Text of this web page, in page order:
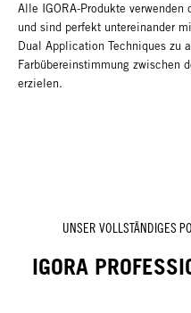
Alle IGORA-Produkte
und sind perfekt untereinander
Dual Application Techniques zu
Farbübereinstimmung zwischen
erzielen.
UNSER VOLLSTÄNDIGES
IGORA